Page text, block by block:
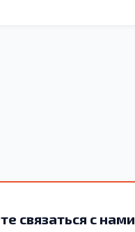
связаться с нами